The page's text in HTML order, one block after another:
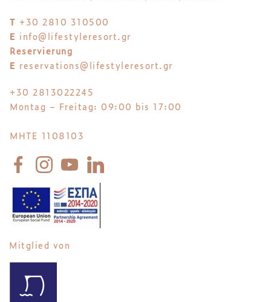
T +30 2810 310500
E info@lifestyleresort.gr
Reservierung
E reservations@lifestyleresort.gr
+30 2813022245
Montag – Freitag: 09:00 bis 17:00
MHTE 1108103
Mitglied von